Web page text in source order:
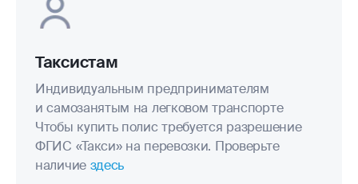
Таксистам
Индивидуальным предпринимателям
и самозанятым на легковом транспорте
Чтобы купить полис требуется разрешение
ФГИС «Такси» на перевозки. Проверьте
наличие здесь